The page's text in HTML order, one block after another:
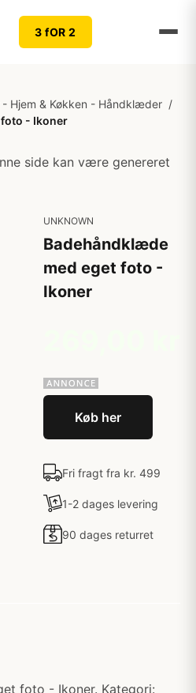
3 fOR 2
- Hjem & Køkken - Håndklæder /
- Ikoner
side kan være genereret
UNKNOWN
Badehåndklæde
med eget foto -
Ikoner
Køb her
Fri fragt fra kr. 499
1-2 dages levering
90 dages returret
foto - Ikoner. Kategori: